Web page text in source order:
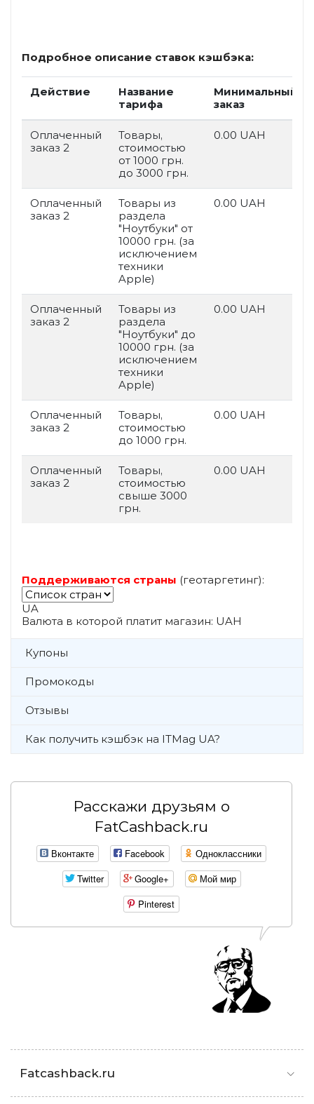
Подробное описание ставок кэшбэка:
Действие
Название
тарифа
Минимальный
заказ
Оплаченный
заказ 2
Товары,
стоимостью
от 1000 грн.
до 3000 грн.
0.00 UAH
Оплаченный
заказ 2
Товары из
раздела
"Ноутбуки" от
10000 грн. (за
исключением
техники
Apple)
0.00 UAH
Оплаченный
заказ 2
Товары из
раздела
"Ноутбуки" до
10000 грн. (за
исключением
техники
Apple)
0.00 UAH
Оплаченный
заказ 2
Товары,
стоимостью
до 1000 грн.
0.00 UAH
Оплаченный
заказ 2
Товары,
стоимостью
свыше 3000
грн.
0.00 UAH
Поддерживаются страны (геотаргетинг):
UA
Валюта в которой платит магазин: UAH
Купоны
Промокоды
Отзывы
Как получить кэшбэк на ITMag UA?
Расскажи друзьям о
FatCashback.ru
Вконтакте Facebook
Одноклассники
Twitter
Google+
Мой мир
Pinterest
Fatcashback.ru